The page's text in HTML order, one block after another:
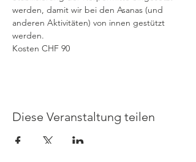
werden, damit wir bei den Asanas (und
anderen Aktivitäten) von innen gestützt
werden.
Kosten CHF 90
Diese Veranstaltung teilen